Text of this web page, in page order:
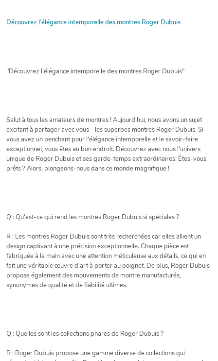
Découvrez l’élégance intemporelle des montres Roger Dubuis
"Découvrez l'élégance intemporelle des montres Roger Dubuis"
Salut à tous les amateurs de montres ! Aujourd'hui, nous avons un sujet
excitant à partager avec vous - les superbes montres Roger Dubuis. Si
vous avez un penchant pour l'élégance intemporelle et le savoir-faire
exceptionnel, vous êtes au bon endroit. Découvrez avec nous l'univers
unique de Roger Dubuis et ses garde-temps extraordinaires. Êtes-vous
prêts ? Alors, plongeons-nous dans ce monde magnifique !
Q : Qu'est-ce qui rend les montres Roger Dubuis si spéciales ?
R : Les montres Roger Dubuis sont très recherchées car elles allient un
design captivant à une précision exceptionnelle. Chaque pièce est
fabriquée à la main avec une attention méticuleuse aux détails, ce qui en
fait une véritable œuvre d'art à porter au poignet. De plus, Roger Dubuis
propose également des mouvements de montre manufacturés,
synonymes de qualité et de fiabilité ultimes.
Q : Quelles sont les collections phares de Roger Dubuis ?
R : Roger Dubuis propose une gamme diverse de collections qui